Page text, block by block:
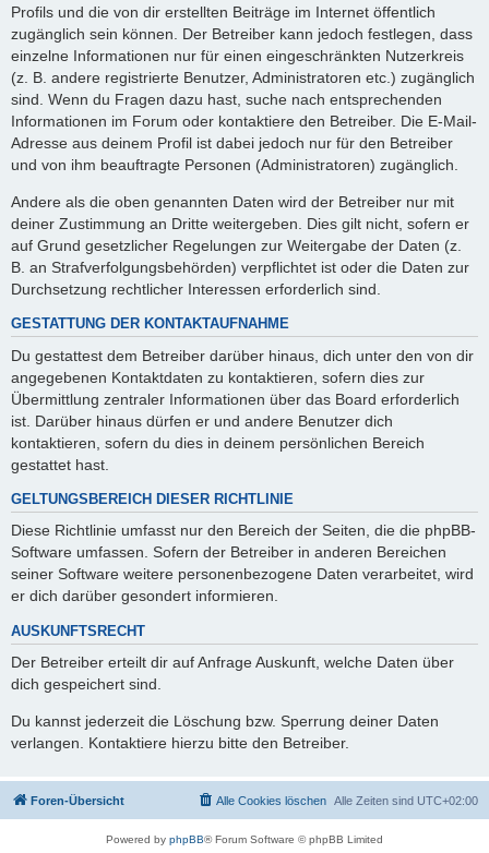
Profils und die von dir erstellten Beiträge im Internet öffentlich
zugänglich sein können. Der Betreiber kann jedoch festlegen, dass
einzelne Informationen nur für einen eingeschränkten Nutzerkreis
(z. B. andere registrierte Benutzer, Administratoren etc.) zugänglich
sind. Wenn du Fragen dazu hast, suche nach entsprechenden
Informationen im Forum oder kontaktiere den Betreiber. Die E-Mail-
Adresse aus deinem Profil ist dabei jedoch nur für den Betreiber
und von ihm beauftragte Personen (Administratoren) zugänglich.
Andere als die oben genannten Daten wird der Betreiber nur mit
deiner Zustimmung an Dritte weitergeben. Dies gilt nicht, sofern er
auf Grund gesetzlicher Regelungen zur Weitergabe der Daten (z.
B. an Strafverfolgungsbehörden) verpflichtet ist oder die Daten zur
Durchsetzung rechtlicher Interessen erforderlich sind.
GESTATTUNG DER KONTAKTAUFNAHME
Du gestattest dem Betreiber darüber hinaus, dich unter den von dir
angegebenen Kontaktdaten zu kontaktieren, sofern dies zur
Übermittlung zentraler Informationen über das Board erforderlich
ist. Darüber hinaus dürfen er und andere Benutzer dich
kontaktieren, sofern du dies in deinem persönlichen Bereich
gestattet hast.
GELTUNGSBEREICH DIESER RICHTLINIE
Diese Richtlinie umfasst nur den Bereich der Seiten, die die phpBB-
Software umfassen. Sofern der Betreiber in anderen Bereichen
seiner Software weitere personenbezogene Daten verarbeitet, wird
er dich darüber gesondert informieren.
AUSKUNFTSRECHT
Der Betreiber erteilt dir auf Anfrage Auskunft, welche Daten über
dich gespeichert sind.
Du kannst jederzeit die Löschung bzw. Sperrung deiner Daten
verlangen. Kontaktiere hierzu bitte den Betreiber.
Foren-Übersicht Alle Zeiten sind UTC+02:00
Alle Cookies löschen
Powered by phpBB® Forum Software © phpBB Limited